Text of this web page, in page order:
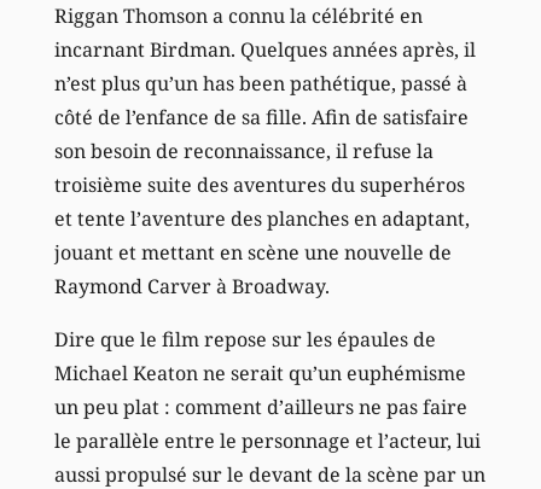
Riggan Thomson a connu la célébrité en
incarnant Birdman. Quelques années après, il
n’est plus qu’un has been pathétique, passé à
côté de l’enfance de sa fille. Afin de satisfaire
son besoin de reconnaissance, il refuse la
troisième suite des aventures du superhéros
et tente l’aventure des planches en adaptant,
jouant et mettant en scène une nouvelle de
Raymond Carver à Broadway.
Dire que le film repose sur les épaules de
Michael Keaton ne serait qu’un euphémisme
un peu plat : comment d’ailleurs ne pas faire
le parallèle entre le personnage et l’acteur, lui
aussi propulsé sur le devant de la scène par un